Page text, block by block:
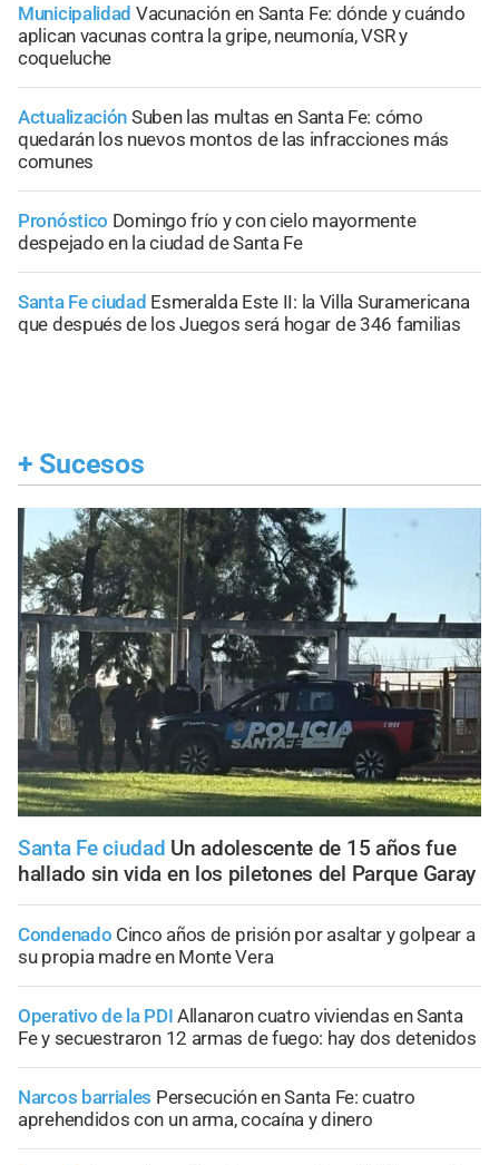
Municipalidad Vacunación en Santa Fe: dónde y cuándo
aplican vacunas contra la gripe, neumonía, VSR y
coqueluche
Actualización Suben las multas en Santa Fe: cómo
quedarán los nuevos montos de las infracciones más
comunes
Pronóstico Domingo frío y con cielo mayormente
despejado en la ciudad de Santa Fe
Santa Fe ciudad Esmeralda Este II: la Villa Suramericana
que después de los Juegos será hogar de 346 familias
+ Sucesos
Santa Fe ciudad Un adolescente de 15 años fue
hallado sin vida en los piletones del Parque Garay
Condenado Cinco años de prisión por asaltar y golpear a
su propia madre en Monte Vera
Operativo de la PDI Allanaron cuatro viviendas en Santa
Fe y secuestraron 12 armas de fuego: hay dos detenidos
Narcos barriales Persecución en Santa Fe: cuatro
aprehendidos con un arma, cocaína y dinero